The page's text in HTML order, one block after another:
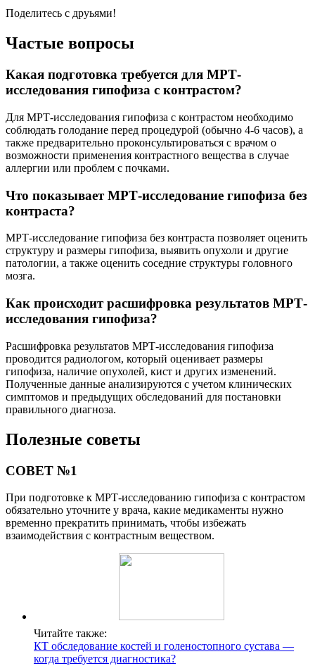
Поделитесь с друьями!
Частые вопросы
Какая подготовка требуется для МРТ-
исследования гипофиза с контрастом?
Для МРТ-исследования гипофиза с контрастом необходимо
соблюдать голодание перед процедурой (обычно 4-6 часов), а
также предварительно проконсультироваться с врачом о
возможности применения контрастного вещества в случае
аллергии или проблем с почками.
Что показывает МРТ-исследование гипофиза без
контраста?
МРТ-исследование гипофиза без контраста позволяет оценить
структуру и размеры гипофиза, выявить опухоли и другие
патологии, а также оценить соседние структуры головного
мозга.
Как происходит расшифровка результатов МРТ-
исследования гипофиза?
Расшифровка результатов МРТ-исследования гипофиза
проводится радиологом, который оценивает размеры
гипофиза, наличие опухолей, кист и других изменений.
Полученные данные анализируются с учетом клинических
симптомов и предыдущих обследований для постановки
правильного диагноза.
Полезные советы
СОВЕТ №1
При подготовке к МРТ-исследованию гипофиза с контрастом
обязательно уточните у врача, какие медикаменты нужно
временно прекратить принимать, чтобы избежать
взаимодействия с контрастным веществом.
Читайте также:
КТ обследование костей и голеностопного сустава —
когда требуется диагностика?